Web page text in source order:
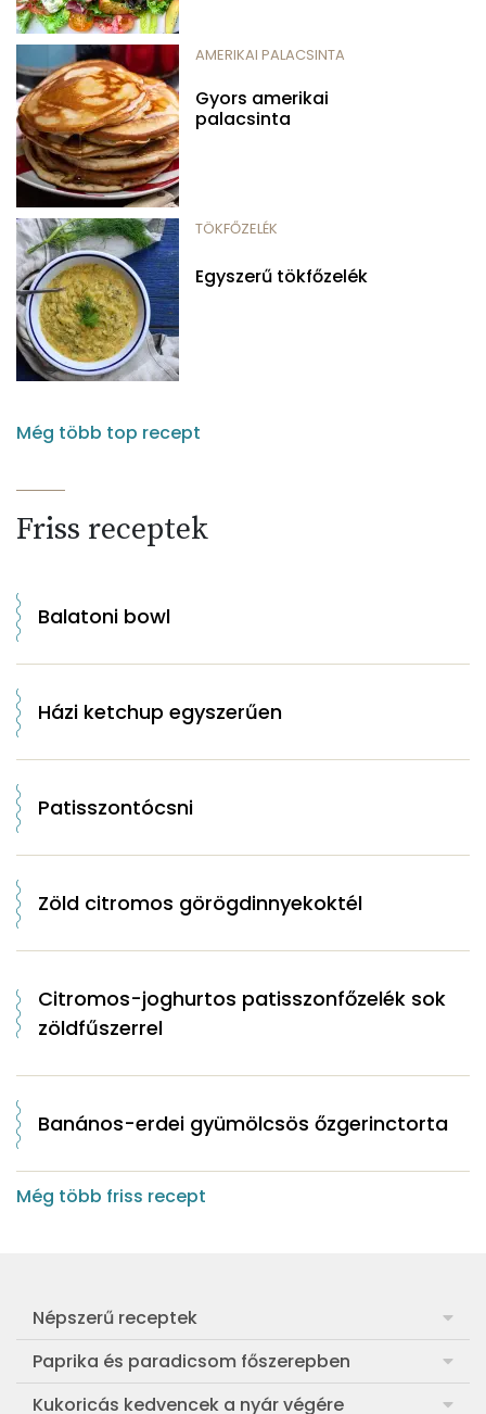
AMERIKAI PALACSINTA
Gyors amerikai
palacsinta
TÖKFŐZELÉK
Egyszerű tökfőzelék
Még több top recept
Friss receptek
Balatoni bowl
Házi ketchup egyszerűen
Patisszontócsni
Zöld citromos görögdinnyekoktél
Citromos-joghurtos patisszonfőzelék sok
zöldfűszerrel
Banános-erdei gyümölcsös őzgerinctorta
Még több friss recept
Népszerű receptek
Frankfurti leves
Egyszerű muffin
Paprika és paradicsom főszerepben
Pan con Tomate
Kukoricás kedvencek a nyár végére